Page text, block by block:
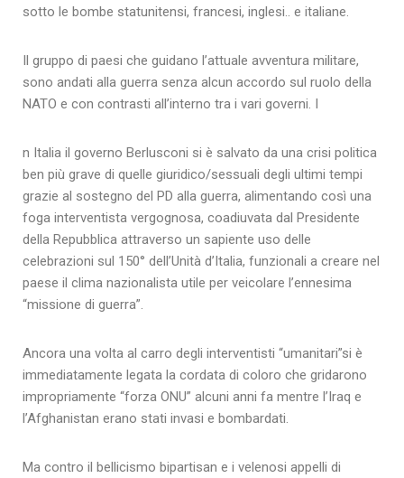
sotto le bombe statunitensi, francesi, inglesi.. e italiane.
Il gruppo di paesi che guidano l’attuale avventura militare,
sono andati alla guerra senza alcun accordo sul ruolo della
NATO e con contrasti all’interno tra i vari governi. I
n Italia il governo Berlusconi si è salvato da una crisi politica
ben più grave di quelle giuridico/sessuali degli ultimi tempi
grazie al sostegno del PD alla guerra, alimentando così una
foga interventista vergognosa, coadiuvata dal Presidente
della Repubblica attraverso un sapiente uso delle
celebrazioni sul 150° dell’Unità d’Italia, funzionali a creare nel
paese il clima nazionalista utile per veicolare l’ennesima
“missione di guerra”.
Ancora una volta al carro degli interventisti “umanitari”si è
immediatamente legata la cordata di coloro che gridarono
impropriamente “forza ONU” alcuni anni fa mentre l’Iraq e
l’Afghanistan erano stati invasi e bombardati.
Ma contro il bellicismo bipartisan e i velenosi appelli di